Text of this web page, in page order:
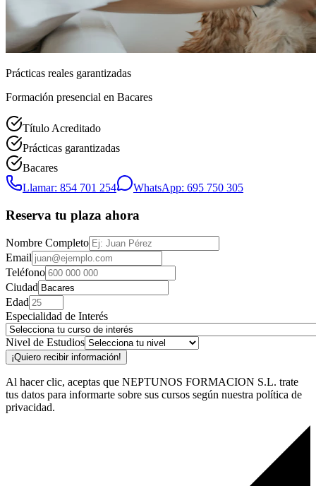
Prácticas reales garantizadas
Formación presencial en Bacares
Título Acreditado
Prácticas garantizadas
Bacares
Llamar: 854 701 254
WhatsApp: 695 750 305
Reserva tu plaza ahora
Nombre Completo
Email
Teléfono
Ciudad
Edad
Especialidad de Interés
Nivel de Estudios
¡Quiero recibir información!
Al hacer clic, aceptas que NEPTUNOS FORMACION S.L. trate
tus datos para informarte sobre sus cursos según nuestra política de
privacidad.